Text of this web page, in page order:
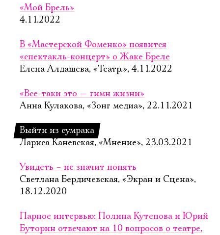
«Мой Брель»
4.11.2022
В «Мастерской Фоменко» появится
«спектакль-концерт» о Жаке Бреле
Елена Алдашева, «Театр.», 4.11.2022
«Все-таки это — гимн жизни»
Анна Кулакова, «Зонг медиа», 22.11.2021
Выйти из сумрака
Лариса Каневская, «Мнение», 23.03.2021
Увидеть – не значит понять
Светлана Бердичевская, «Экран и Сцена»,
18.12.2020
Парное интервью: Полина Кутепова и Юрий
Буторин отвечают на 10 вопросов о театре,